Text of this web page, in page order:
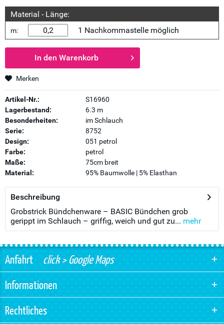
Material - Länge:
m: 1 Nachkommastelle möglich
In den Warenkorb
Merken
Artikel-Nr.:
S16960
Lagerbestand:
6.3 m
Besonderheiten:
im Schlauch
Serie:
8752
Design:
051 petrol
Farbe:
petrol
Maße:
75cm breit
Material:
95% Baumwolle | 5% Elasthan
Beschreibung
Grobstrick Bündchenware – BASIC Bündchen grob
gerippt im Schlauch – griffig, weich und gut zu... mehr
Anfahrtclick > Google Maps
Informationen
Rechtliches